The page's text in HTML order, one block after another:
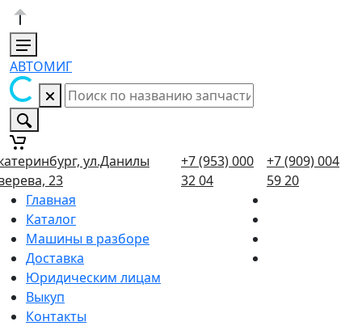
АВТОМИГ
ул.Данилы
23
+7 (953) 000
32 04
+7 (909) 004
59 20
Главная
Каталог
Машины в разборе
Доставка
Юридическим лицам
Выкуп
Контакты